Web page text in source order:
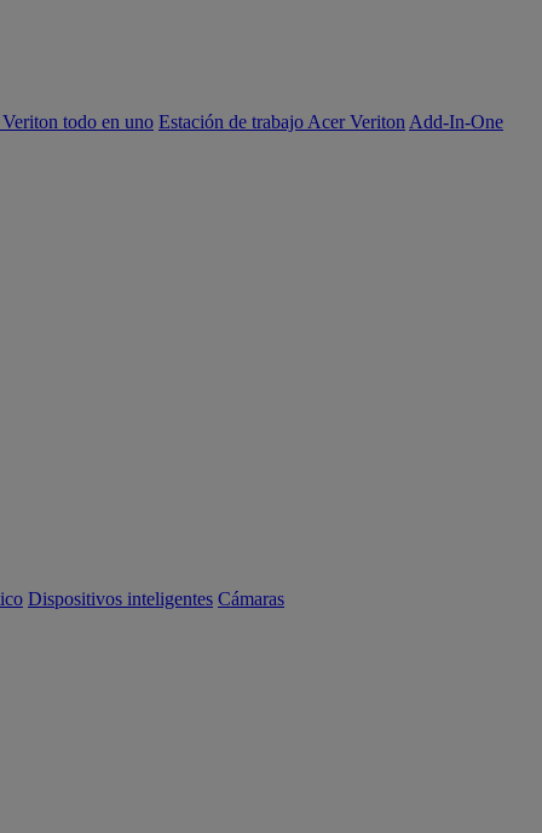
todo en uno Estación de trabajo Acer Veriton Add-In-One
Dispositivos inteligentes Cámaras